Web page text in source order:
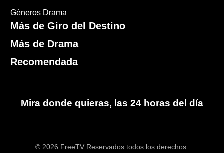
Géneros Drama
Más de Giro del Destino
Más de Drama
Recomendada
Mira donde quieras, las 24 horas del día
© 2026 FreeTV Reservados todos los derechos.